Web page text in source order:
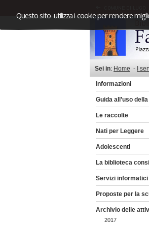
Questo sito utilizza i cookie per rendere
Sei in: Home - I
Informazioni
Guida all’uso
Le raccolte
Nati per Leggere
Adolescenti
La biblioteca
Servizi
Proposte per la
Archivio delle
2017